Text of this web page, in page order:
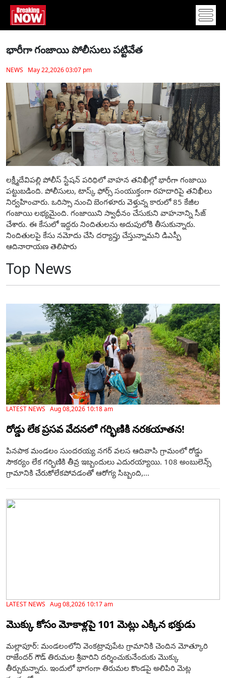
భారీగా గంజాయి పోలీసులు పట్టివేత
NEWS May 22,2026 03:07 pm
లక్ష్మీదేవిపల్లి పోలీస్ స్టేషన్ పరిధిలో వాహన తనిఖీల్లో భారీగా గంజాయి
పట్టుబడింది. పోలీసులు, టాస్క్ ఫోర్స్ సంయుక్తంగా రహదారిపై తనిఖీలు
నిర్వహించారు. ఒరిస్సా నుంచి బెంగళూరు వెళ్తున్న కారులో 85 కేజీల
గంజాయి లభ్యమైంది. గంజాయిని స్వాధీనం చేసుకుని వాహనాన్ని సీజ్
చేశారు. ఈ కేసులో ఇద్దరు నిందితులను అదుపులోకి తీసుకున్నారు.
నిందితులపై కేసు నమోదు చేసి దర్యాప్తు చేస్తున్నామని డిఎస్పీ
ఆదినారాయణ తెలిపారు
Top News
LATEST NEWS Aug 08,2026 10:18 am
రోడ్డు లేక ప్రసవ వేదనలో గర్భిణికి నరకయాతన!
పినపాక మండలం సుందరయ్య నగర్ వలస ఆదివాసి గ్రామంలో రోడ్డు
సౌకర్యం లేక గర్భిణికి తీవ్ర ఇబ్బందులు ఎదురయ్యాయి. 108 అంబులెన్స్
గ్రామానికి చేరుకోలేకపోవడంతో ఆరోగ్య సిబ్బంది,...
LATEST NEWS Aug 08,2026 10:17 am
మొక్కు కోసం మోకాళ్లపై 101 మెట్లు ఎక్కిన భక్తుడు
మల్లాపూర్: మండలంలోని వెంకట్రావుపేట గ్రామానికి చెందిన మోత్కూరి
రాజేందర్‌ గౌడ్ తిరుమల శ్రీవారిని దర్శించుకునేందుకు మొక్కు
తీర్చుకున్నారు. ఇందులో భాగంగా తిరుమల కొండపై అలిపిరి మెట్ల